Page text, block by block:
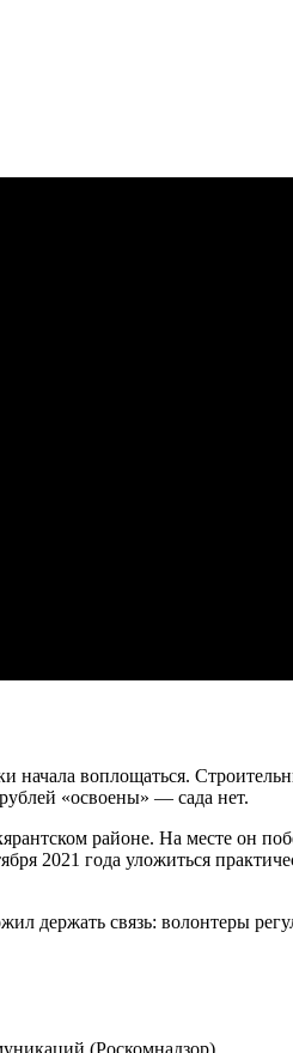
начала воплощаться.
«освоены» — сада нет.
районе. На месте он
2021 года уложиться
держать связь: волонтеры
(Роскомнадзор).